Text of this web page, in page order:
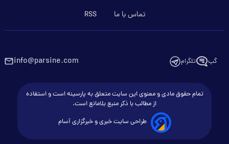
تماس با ما RSS
گپ تلگرام info@parsine.com
تمام حقوق مادی و معنوی این سایت متعلق به پارسینه است و استفاده
از مطالب با ذکر منبع بلامانع است.
طراحی سایت خبری و خبرگزاری آسام